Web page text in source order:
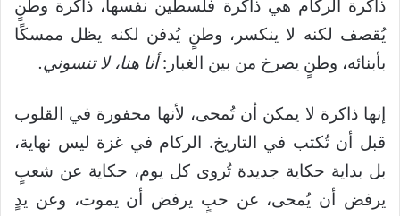
ذاكرة الركام هي ذاكرة فلسطين نفسها، ذاكرة وطنٍ
يُقصف لكنه لا ينكسر، وطنٍ يُدفن لكنه يظل ممسكًا
بأبنائه، وطنٍ يصرخ من بين الغبار:أنا هنا، لا تنسوني.
إنها ذاكرة لا يمكن أن تُمحى، لأنها محفورة في القلوب
قبل أن تُكتب في التاريخ. الركام في غزة ليس نهاية،
بل بداية حكاية جديدة تُروى كل يوم، حكاية عن شعبٍ
يرفض أن يُمحى، عن حبٍ يرفض أن يموت، وعن يدٍ